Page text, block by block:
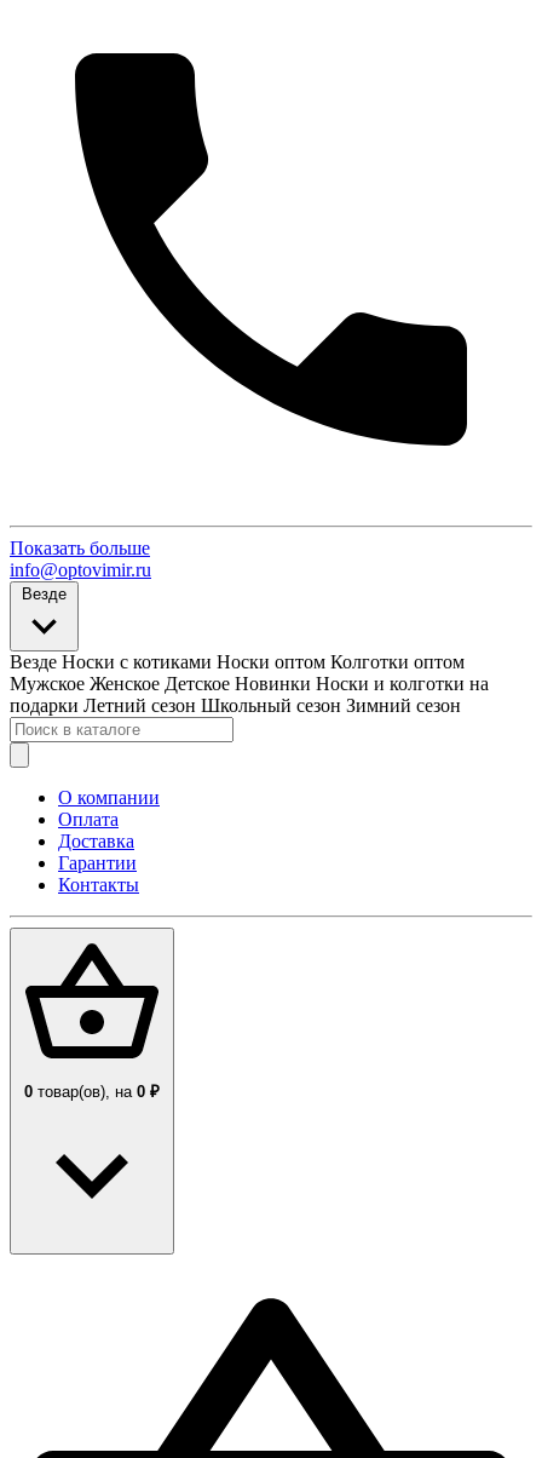
Показать больше
info@optovimir.ru
Везде
Везде Носки с котиками Носки оптом Колготки оптом
Мужское Женское Детское Новинки Носки и колготки на
подарки Летний сезон Школьный сезон Зимний сезон
О компании
Оплата
Доставка
Гарантии
Контакты
0 товар(ов), на 0 ₽